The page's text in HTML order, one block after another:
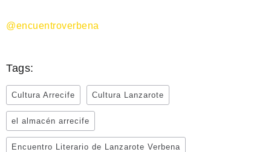
@encuentroverbena
Tags:
Cultura Arrecife Cultura Lanzarote
el almacén arrecife
Encuentro Literario de Lanzarote Verbena